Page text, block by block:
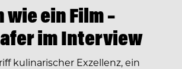
wie ein Film –
im Interview
kulinarischer Exzellenz, ein